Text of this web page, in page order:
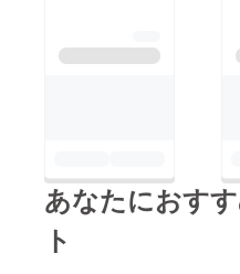
https://
ように！！我々も
がらではあります
あなたにおす
ト